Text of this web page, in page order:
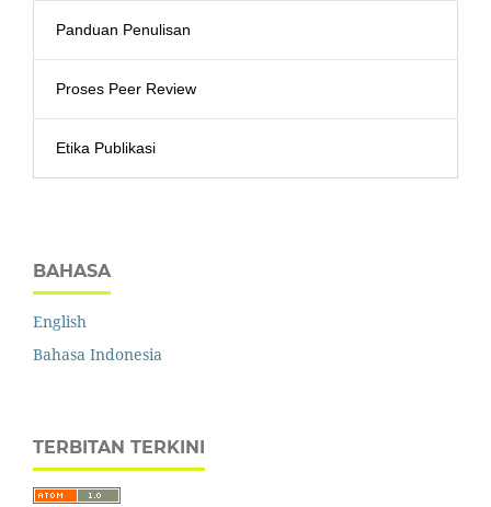
Panduan Penulisan
Proses Peer Review
Etika Publikasi
BAHASA
English
Bahasa Indonesia
TERBITAN TERKINI